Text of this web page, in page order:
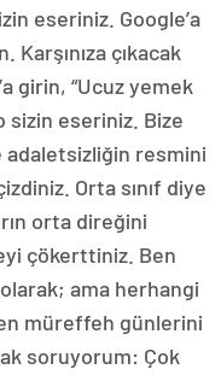
eseriniz. Google’a
Karşınıza çıkacak
girin, “Ucuz yemek
sizin eseriniz. Bize
resmini
Orta sınıf diye
orta direğini
çökerttiniz. Ben
olarak; ama herhangi
müreffeh günlerini
soruyorum: Çok